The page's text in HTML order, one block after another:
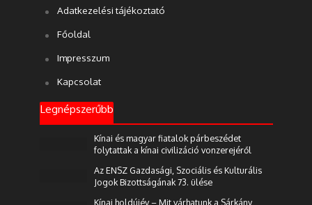
Adatkezelési tájékoztató
Főoldal
Impresszum
Kapcsolat
Legnépszerűbb
Kínai és magyar fiatalok párbeszédet
folytattak a kínai civilizáció vonzerejéről
Az ENSZ Gazdasági, Szociális és Kulturális
Jogok Bizottságának 73. ülése
Kínai holdújév – Mit várhatunk a Sárkány